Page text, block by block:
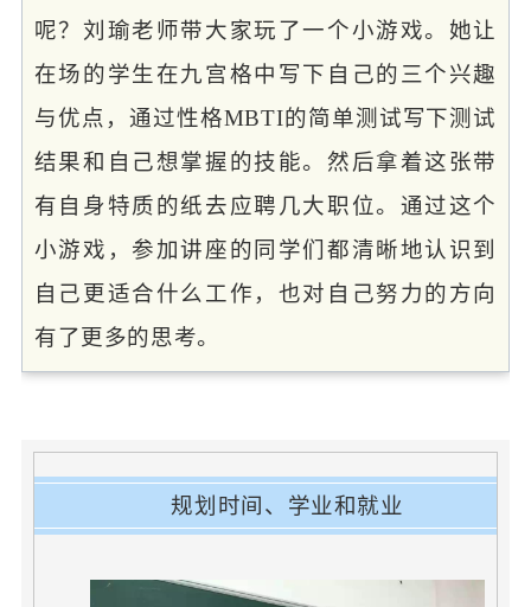
呢？刘瑜老师带大家玩了一个小游戏。她让
在场的学生在九宫格中写下自己的三个兴趣
与优点，通过性格MBTI的简单测试写下测试
结果和自己想掌握的技能。然后拿着这张带
有自身特质的纸去应聘几大职位。通过这个
小游戏，参加讲座的同学们都清晰地认识到
自己更适合什么工作，也对自己努力的方向
有了更多的思考。
规划时间、学业和就业